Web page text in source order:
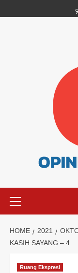
HOME 2021
KASIH SAYANG – 4
Ruang Ekspresi